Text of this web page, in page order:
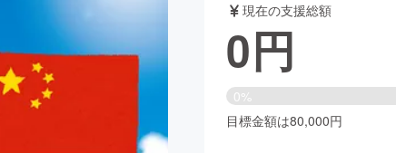
舞台・パフォーマンス
発 フード・飲食店
現在の支援総額
0円
0%
目標金額は80,000円